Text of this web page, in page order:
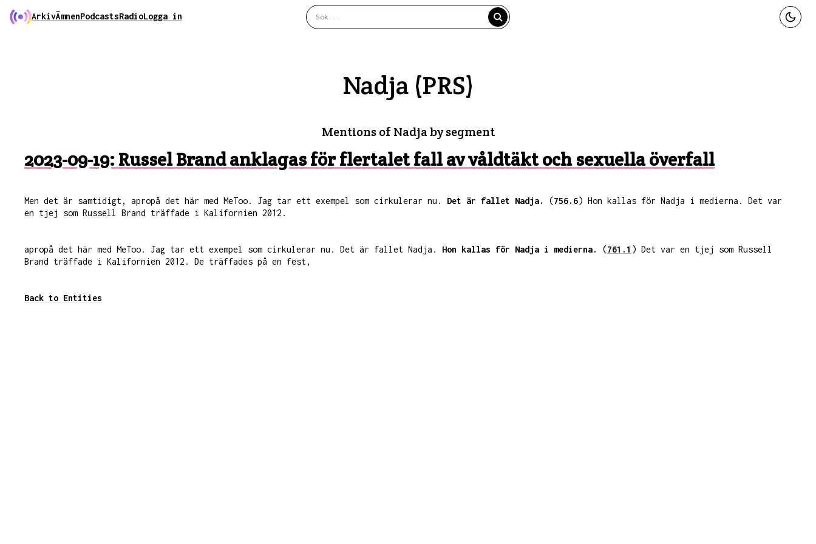
ArkivÄmnenPodcastsRadioLogga in
Nadja (PRS)
Mentions of Nadja by segment
2023-09-19: Russel Brand anklagas för flertalet fall av våldtäkt och sexuella överfall
Men det är samtidigt, apropå det här med MeToo. Jag tar ett exempel som cirkulerar nu. Det är fallet Nadja. (756.6) Hon kallas för Nadja i medierna. Det var
en tjej som Russell Brand träffade i Kalifornien 2012.
apropå det här med MeToo. Jag tar ett exempel som cirkulerar nu. Det är fallet Nadja. Hon kallas för Nadja i medierna. (761.1 ) Det var en tjej som Russell
Brand träffade i Kalifornien 2012. De träffades på en fest,
Back to Entities